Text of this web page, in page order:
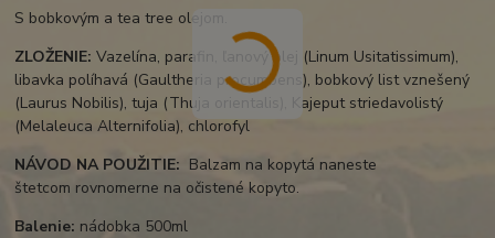
S bobkovým a tea tree olejom.
ZLOŽENIE:Vazelína, parafin, ľanový olej (Linum Usitatissimum),
libavka políhavá (Gaultheria procumbens), bobkový list vznešený
(Laurus Nobilis), tuja (Thuja orientalis), Kajeput striedavolistý
(Melaleuca Alternifolia), chlorofyl
NÁVOD NA POUŽITIE: Balzam na kopytá naneste
štetcom rovnomerne na očistené kopyto.
Balenie: nádobka 500ml